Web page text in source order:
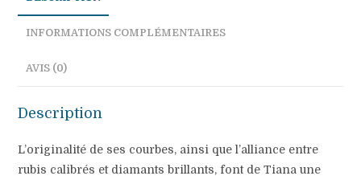
INFORMATIONS COMPLÉMENTAIRES
AVIS (0)
Description
L’originalité de ses courbes, ainsi que l’alliance entre
rubis calibrés et diamants brillants, font de Tiana une